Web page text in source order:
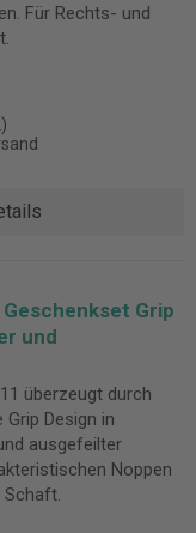
Für Rechts- und
Geschenkset Grip
und
überzeugt durch
Design in
ausgefeilter
Noppen